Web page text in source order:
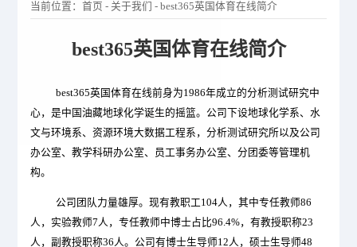
当前位置：首页 - 关于我们 -best365英国体育在线简介
best365英国体育在线简介
best365英国体育在线前身为1986年成立的分析测试研究中
心，是中国油藏地球化学诞生的摇篮。公司下设地球化学系、水
文与环境系、资源环境大数据工程系，分析测试研究所以及公司
办公室、教学科研办公室、员工事务办公室、分团委等管理机
构。
公司团队力量雄厚。现有教职工104人，其中专任教师86
人，实验教师7人，专任教师中博士占比96.4%，有教授职称23
人，副教授职称36人。公司有博士生导师12人，硕士生导师48